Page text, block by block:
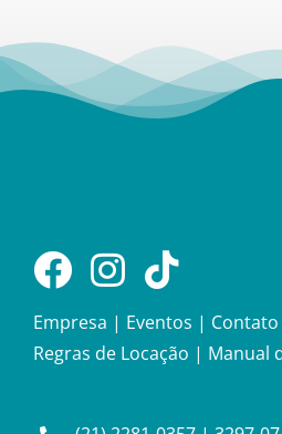
Empresa | Eventos | Contato
Regras de Locação | Manual